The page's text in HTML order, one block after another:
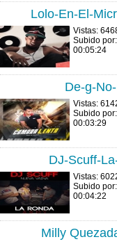
Lolo-En-El-
Vistas:
Subido por:
00:05:24
De-g-
Vistas:
Subido por:
00:03:29
DJ-Scuff-
Vistas:
Subido por:
00:04:22
Milly